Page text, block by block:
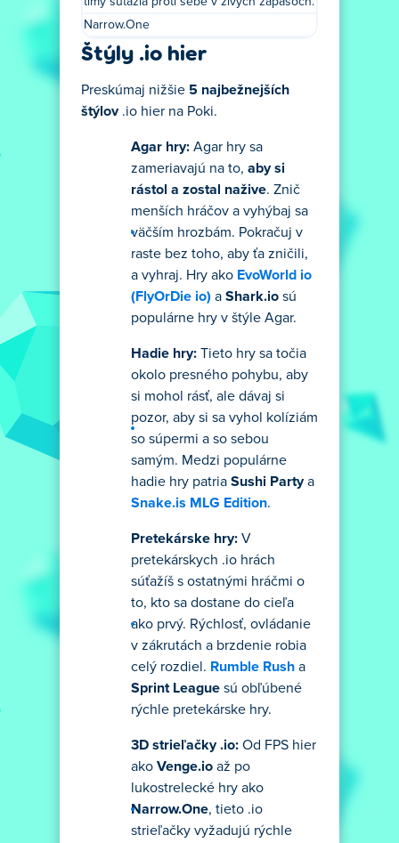
Narrow.One
Štýly .io hier
Preskúmaj nižšie 5 najbežnejších
štýlov.io hier na Poki.
Agar hry: Agar hry sa
zameriavajú na to, aby si
rástol a zostal nažive. Znič
menších hráčov a vyhýbaj sa
väčším hrozbám. Pokračuj v
raste bez toho, aby ťa zničili,
a vyhraj. Hry ako EvoWorld io
(FlyOrDie io) a Shark.io sú
populárne hry v štýle Agar.
Hadie hry: Tieto hry sa točia
okolo presného pohybu, aby
si mohol rásť, ale dávaj si
pozor, aby si sa vyhol kolíziám
so súpermi a so sebou
samým. Medzi populárne
hadie hry patria Sushi Partya
Snake.is MLG Edition.
Pretekárske hry: V
pretekárskych .io hrách
súťažíš s ostatnými hráčmi o
to, kto sa dostane do cieľa
ako prvý. Rýchlosť, ovládanie
v zákrutách a brzdenie robia
celý rozdiel. Rumble Rush a
Sprint League sú obľúbené
rýchle pretekárske hry.
3D strieľačky .io: Od FPS hier
ako Venge.io až po
lukostrelecké hry ako
Narrow.One, tieto .io
strieľačky vyžadujú rýchle